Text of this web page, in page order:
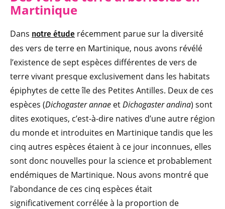
Martinique
Dans notre étude récemment parue sur la diversité
des vers de terre en Martinique, nous avons révélé
l’existence de sept espèces différentes de vers de
terre vivant presque exclusivement dans les habitats
épiphytes de cette île des Petites Antilles. Deux de ces
espèces (Dichogaster annae etDichogaster andina) sont
dites exotiques, c’est-à-dire natives d’une autre région
du monde et introduites en Martinique tandis que les
cinq autres espèces étaient à ce jour inconnues, elles
sont donc nouvelles pour la science et probablement
endémiques de Martinique. Nous avons montré que
l’abondance de ces cinq espèces était
significativement corrélée à la proportion de